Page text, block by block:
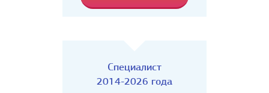
Специалист
2014-2026 года